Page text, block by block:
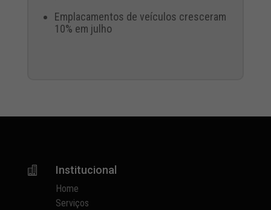
Emplacamentos de veículos cresceram
10% em julho
 Institucional
Home
Serviços